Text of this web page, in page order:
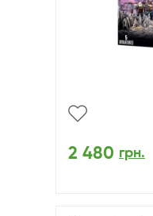
2 480 грн.